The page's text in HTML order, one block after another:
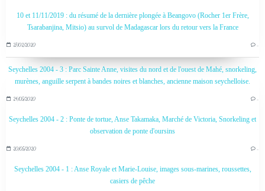
10 et 11/11/2019 : du résumé de la dernière plongée à Beangovo (Rocher 1er Frère,
Tsarabanjina, Mitsio) au survol de Madagascar lors du retour vers la France
27/02/2020 …
Seychelles 2004 - 3 : Parc Sainte Anne, visites du nord et de l'ouest de Mahé, snorkeling,
murènes, anguille serpent à bandes noires et blanches, ancienne maison seychelloise.
24/05/2020 …
Seychelles 2004 - 2 : Ponte de tortue, Anse Takamaka, Marché de Victoria, Snorkeling et
observation de ponte d'oursins
20/05/2020 …
Seychelles 2004 - 1 : Anse Royale et Marie-Louise, images sous-marines, roussettes,
casiers de pêche